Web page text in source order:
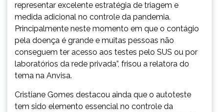
representar excelente estratégia de triagem e
medida adicional no controle da pandemia.
Principalmente neste momento em que o contágio
pela doença é grande e muitas pessoas não
conseguem ter acesso aos testes pelo SUS ou por
laboratórios da rede privada”, frisou a relatora do
tema na Anvisa.
Cristiane Gomes destacou ainda que o autoteste
tem sido elemento essencial no controle da